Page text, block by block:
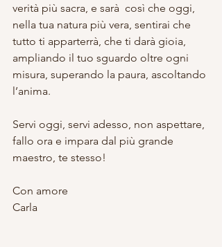
verità più sacra, e sarà  così che oggi,
nella tua natura più vera, sentirai che
tutto ti apparterrà, che ti darà gioia,
ampliando il tuo sguardo oltre ogni
misura, superando la paura, ascoltando
l’anima.
Servi oggi, servi adesso, non aspettare,
fallo ora e impara dal più grande
maestro, te stesso!
Con amore
Carla